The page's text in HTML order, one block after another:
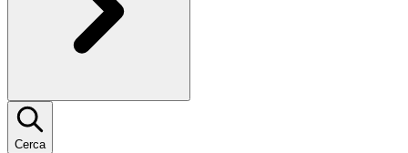
Cerca